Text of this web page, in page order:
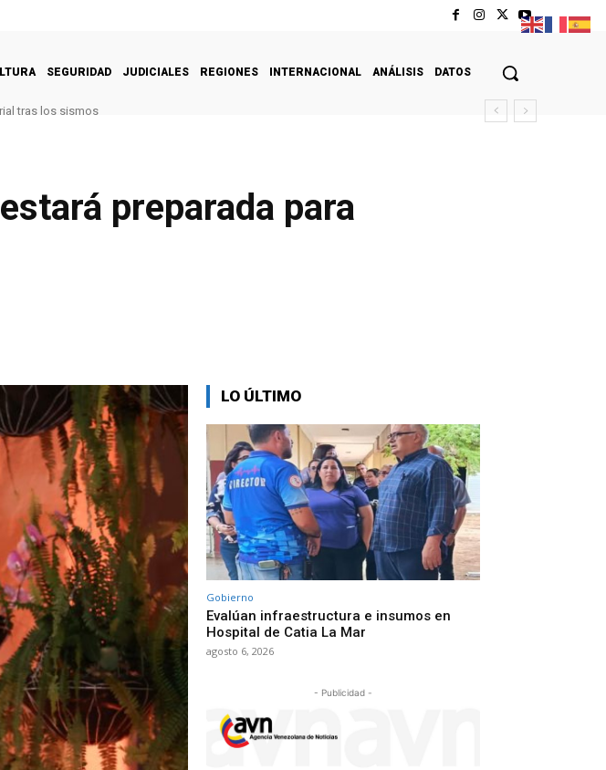
SEGURIDAD JUDICIALES REGIONES INTERNACIONAL ANÁLISIS DATOS
tras los sismos
preparada para
LO ÚLTIMO
Gobierno
Evalúan infraestructura e insumos en
Hospital de Catia La Mar
agosto 6, 2026
- Publicidad -